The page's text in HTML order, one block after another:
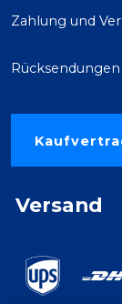
Zahlung und
Rücksendungen
Versand